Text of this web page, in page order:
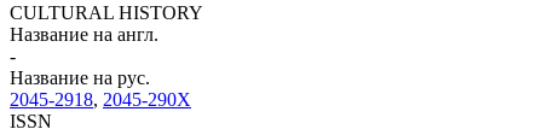
CULTURAL HISTORY
Название на англ.
-
Название на рус.
2045-2918, 2045-290X
ISSN